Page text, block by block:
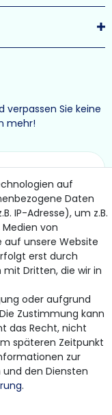
verpassen Sie keine
mehr!
gelesen habe.
einer sicheren
auf
Daten
IP-Adresse), um z.B.
von
unsere Website
erst durch
mit Dritten, die wir in
oder aufgrund
Zustimmung kann
das Recht, nicht
späteren Zeitpunkt
zur
den Diensten
.